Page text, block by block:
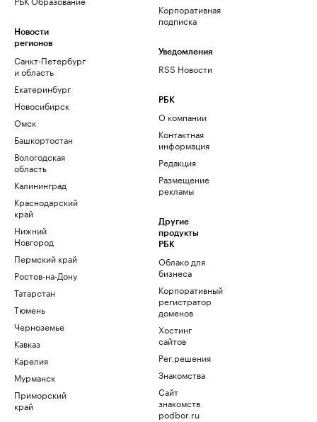
Новости
регионов
Санкт-Петербург
и область
Екатеринбург
Новосибирск
Омск
Башкортостан
Вологодская
область
Калининград
Краснодарский
край
Нижний
Новгород
Пермский край
Ростов-на-Дону
Татарстан
Тюмень
Черноземье
Кавказ
Карелия
Мурманск
Приморский
край
Корпоративная
подписка
Уведомления
RSS Новости
РБК
О компании
Контактная
информация
Редакция
Размещение
рекламы
Другие
продукты
РБК
Облако для
бизнеса
Корпоративный
регистратор
доменов
Хостинг
сайтов
Рег.решения
Знакомства
Сайт
знакомств
podbor.ru